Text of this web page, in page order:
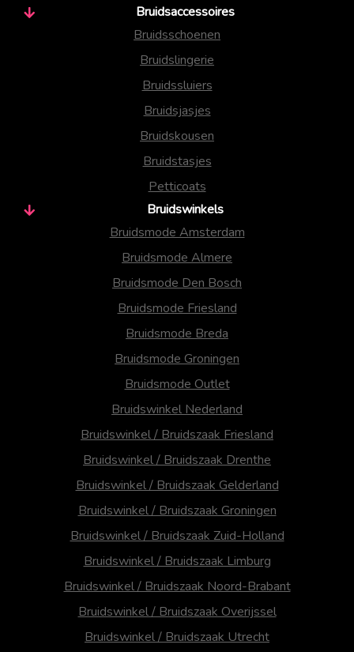
Bruidsaccessoires
Bruidsschoenen
Bruidslingerie
Bruidssluiers
Bruidsjasjes
Bruidskousen
Bruidstasjes
Petticoats
Bruidswinkels
Bruidsmode Amsterdam
Bruidsmode Almere
Bruidsmode Den Bosch
Bruidsmode Friesland
Bruidsmode Breda
Bruidsmode Groningen
Bruidsmode Outlet
Bruidswinkel Nederland
Bruidswinkel / Bruidszaak Friesland
Bruidswinkel / Bruidszaak Drenthe
Bruidswinkel / Bruidszaak Gelderland
Bruidswinkel / Bruidszaak Groningen
Bruidswinkel / Bruidszaak Zuid-Holland
Bruidswinkel / Bruidszaak Limburg
Bruidswinkel / Bruidszaak Noord-Brabant
Bruidswinkel / Bruidszaak Overijssel
Bruidswinkel / Bruidszaak Utrecht